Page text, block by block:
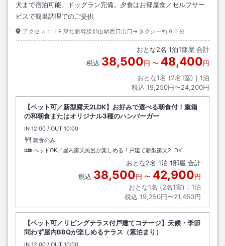
犬まで宿泊可能。ドッグラン完備。夕食はお部屋食／セルフサー
ビスで簡単調理でのご提供
アクセス： ＪＲ東北新幹線郡山駅西口出口→タクシー約９０分
おとな2名 1泊1部屋 合計
税込 38,500円 〜 48,400円
おとな1名 (2名1室)｜ 1泊
税込 19,250円〜24,200円
【ペット可／新型露天2LDK】お好みで選べる朝食付！重箱
の和朝食またはオリジナル3種のハンバーガー
IN チェックイン
12:00 / OUT チェックアウト
10:00
朝食のみ
ぺットOK／屋内露天風呂が楽しめる！戸建て新型露天2LDK
おとな2名 1泊 1部屋 合計
税込 38,500円 〜 42,900円
おとな1名 (2名1室)｜ 1泊
税込 19,250円〜21,450円
【ペット可／リビングテラス付戸建てコテージ】天候・季節
問わず屋内BBQが楽しめるテラス（素泊まり）
IN チェックイン
12:00 / OUT チェックアウト
10:00